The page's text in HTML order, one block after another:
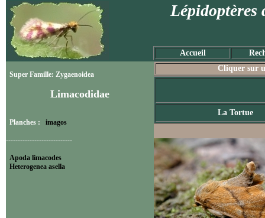
Lépidoptères
Accueil
Super Famille: Zygaenoidea
Limacodidae
Planches : imagos
----------------------------
Apoda limacodes
Heterogenea asella
Cliquer sur
La Tortue